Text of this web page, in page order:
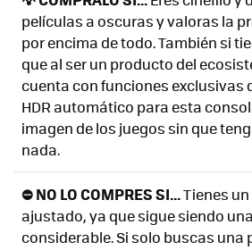
películas a oscuras y valoras la
por encima de todo. También si
que al ser un producto del
cuenta con funciones exclusivas
HDR automático para esta
imagen de los juegos sin que
nada.
⛔ NO LO COMPRES SI...Tienes
ajustado, ya que sigue siendo
considerable. Si solo buscas una